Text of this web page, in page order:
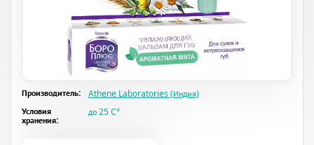
Производитель:
Athene Laboratories (Индия)
Условия
хранения:
до 25 C°